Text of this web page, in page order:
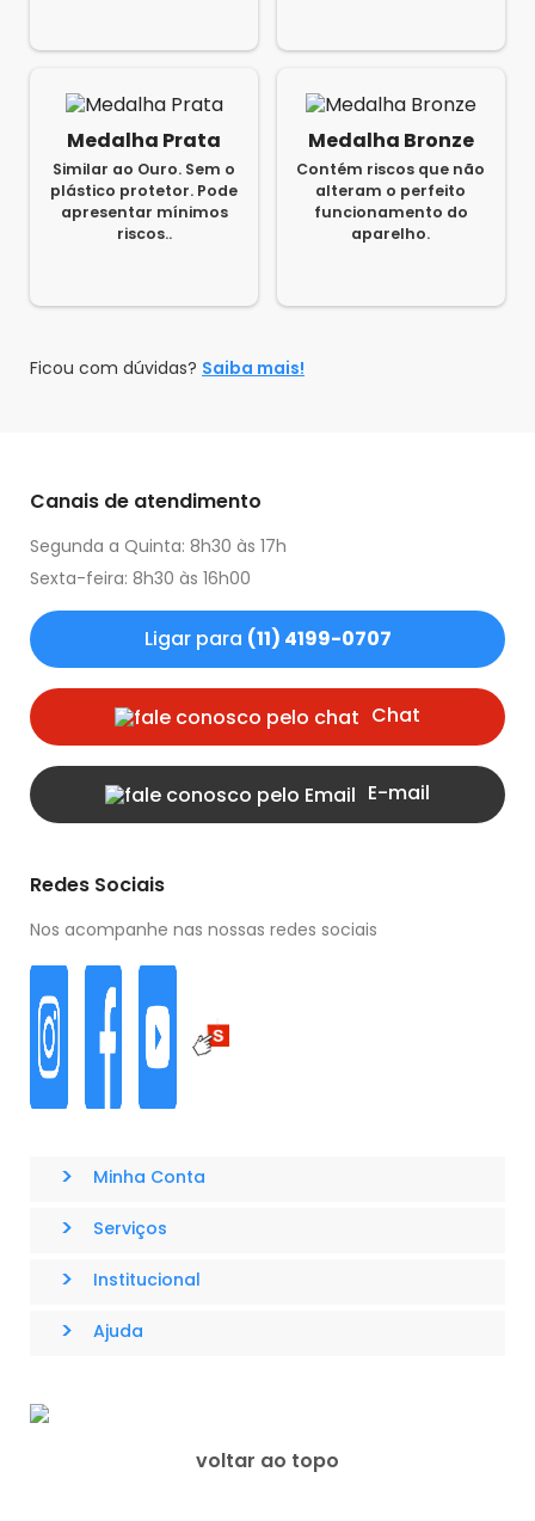
Medalha Prata
Similar ao Ouro. Sem o
plástico protetor. Pode
apresentar mínimos
riscos..
Medalha Bronze
Contém riscos que não
alteram o perfeito
funcionamento do
aparelho.
Ficou com dúvidas? Saiba mais!
Canais de atendimento
Segunda a Quinta: 8h30 às 17h
Sexta-feira: 8h30 às 16h00
Ligar para (11) 4199-0707
Chat
E-mail
Redes Sociais
Nos acompanhe nas nossas redes sociais
> Minha Conta
> Serviços
> Institucional
> Ajuda
voltar ao topo